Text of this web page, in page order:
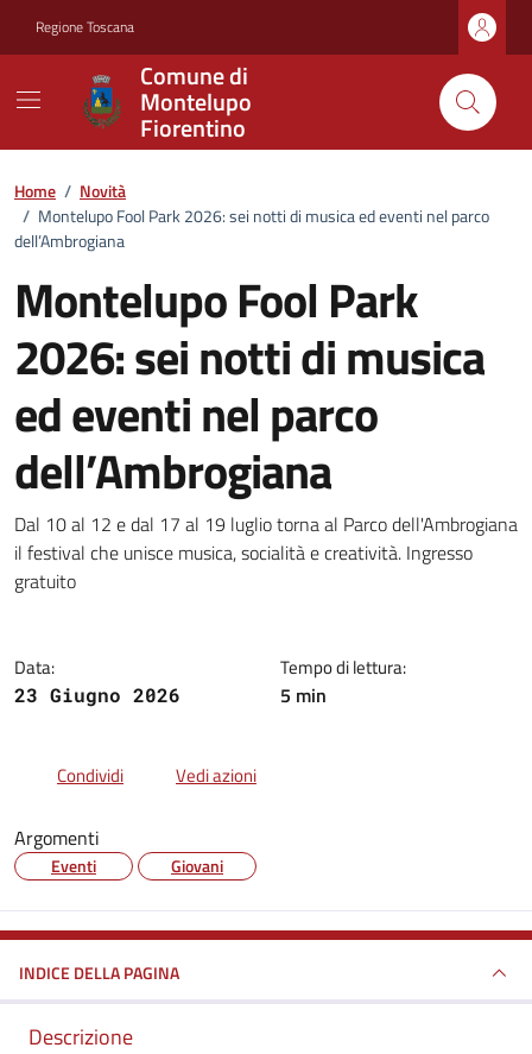
Regione Toscana
Comune di
Montelupo
Fiorentino
Home / Novità
/ Montelupo Fool Park 2026: sei notti di musica ed eventi nel parco
dell’Ambrogiana
Montelupo Fool Park
2026: sei notti di musica
ed eventi nel parco
dell’Ambrogiana
Dettagli della notizia
Dal 10 al 12 e dal 17 al 19 luglio torna al Parco dell'Ambrogiana
il festival che unisce musica, socialità e creatività. Ingresso
gratuito
Data:
23 Giugno 2026
Tempo di lettura:
5 min
Condividi Vedi azioni
Argomenti
Eventi Giovani
INDICE DELLA PAGINA
Descrizione